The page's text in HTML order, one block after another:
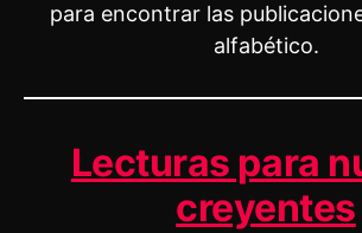
para encontrar las
alfabético.
Lecturas para
creyentes